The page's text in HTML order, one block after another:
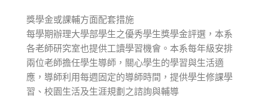
獎學金或課輔方面配套措施
每學期辦理大學部學生之優秀學生獎學金評選，本系
各老師研究室也提供工讀學習機會。本系每年級安排
兩位老師擔任學生導師，關心學生的學習與生活適
應，導師利用每週固定的導師時間，提供學生修課學
習、校園生活及生涯規劃之諮詢與輔導